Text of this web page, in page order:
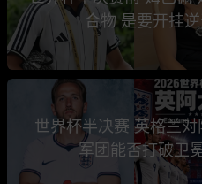
合物 是要开挂
世界杯半决赛 英格兰
军团能否打破卫